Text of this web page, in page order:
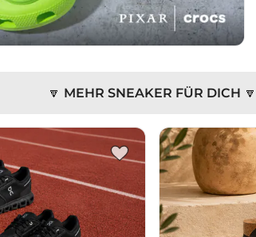
🔽 MEHR SNEAKER FÜR DICH 🔽